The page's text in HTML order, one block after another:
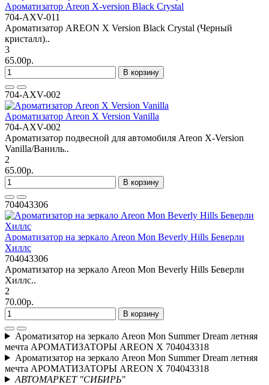
Ароматизатор Areon X-version Black Crystal
704-AXV-011
Ароматизатор AREON X Version Black Crystal (Черный
кристалл)..
3
65.00р.
В корзину
704-AXV-002
Ароматизатор Areon X Version Vanilla
704-AXV-002
Ароматизатор подвесной для автомобиля Areon X-Version
Vanilla/Ваниль..
2
65.00р.
В корзину
704043306
Ароматизатор на зеркало Areon Mon Beverly Hills Беверли
Хиллс
704043306
Ароматизатор на зеркало Areon Mon Beverly Hills Беверли
Хиллс..
2
70.00р.
В корзину
Ароматизатор на зеркало Areon Mon Summer Dream летняя
мечта АРОМАТИЗАТОРЫ AREON X 704043318
Ароматизатор на зеркало Areon Mon Summer Dream летняя
мечта АРОМАТИЗАТОРЫ AREON X 704043318
АВТОМАРКЕТ "СИБИРЬ"